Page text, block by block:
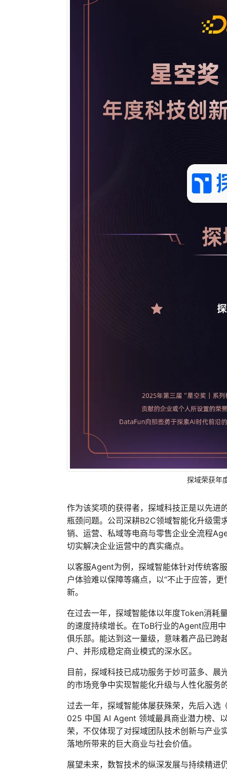
探域荣获年
作为该奖项的获得者，探域科技正是以先进
瓶颈问题。公司深耕B2C领域智能化升级需
销、运营、私域等电商与零售企业全流程
切实解决企业运营中的真实痛点。
以客服Agent为例，探域智能体针对传统客
户体验难以保障等痛点，以“不止于应答，
新。
在过去一年，探域智能体以年度Token消耗
的速度持续增长。在ToB行业的Agent应用
俱乐部。能达到这一量级，意味着产品已跨
户、并形成稳定商业模式的深水区。
目前，探域科技已成功服务于妙可蓝多、
的市场竞争中实现智能化升级与人性化服务
过去一年，探域智能体屡获殊荣，先后入
025 中国 AI Agent 领域最具商业潜力榜、
荣，不仅体现了对探域团队技术创新与产业
落地所带来的巨大商业与社会价值。
展望未来，数智技术的纵深发展与持续精进